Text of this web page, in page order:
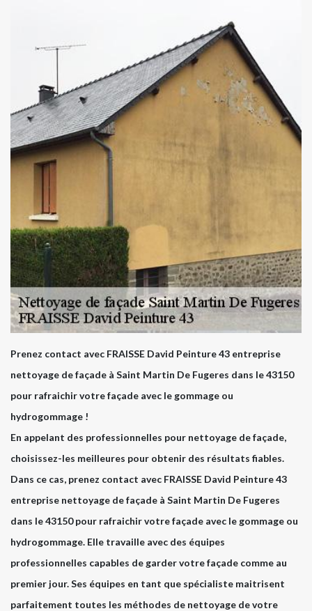
Prenez contact avec FRAISSE David Peinture 43 entreprise
nettoyage de façade à Saint Martin De Fugeres dans le 43150
pour rafraichir votre façade avec le gommage ou
hydrogommage !
En appelant des professionnelles pour nettoyage de façade,
choisissez-les meilleures pour obtenir des résultats fiables.
Dans ce cas, prenez contact avec FRAISSE David Peinture 43
entreprise nettoyage de façade à Saint Martin De Fugeres
dans le 43150 pour rafraichir votre façade avec le gommage ou
hydrogommage. Elle travaille avec des équipes
professionnelles capables de garder votre façade comme au
premier jour. Ses équipes en tant que spécialiste maitrisent
parfaitement toutes les méthodes de nettoyage de votre